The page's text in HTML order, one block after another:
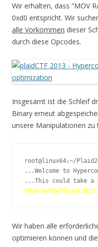
Wir erhalten, dass “MOV
0xd0 entspricht. Wir
alle Vorkommen dieser
durch diese Opcodes.
Insgesamt ist die Schleif
Binary erneut
unsere Manipulationen zu
root@linux64:~/
...Welcome to
Wir haben alle
optimieren können und